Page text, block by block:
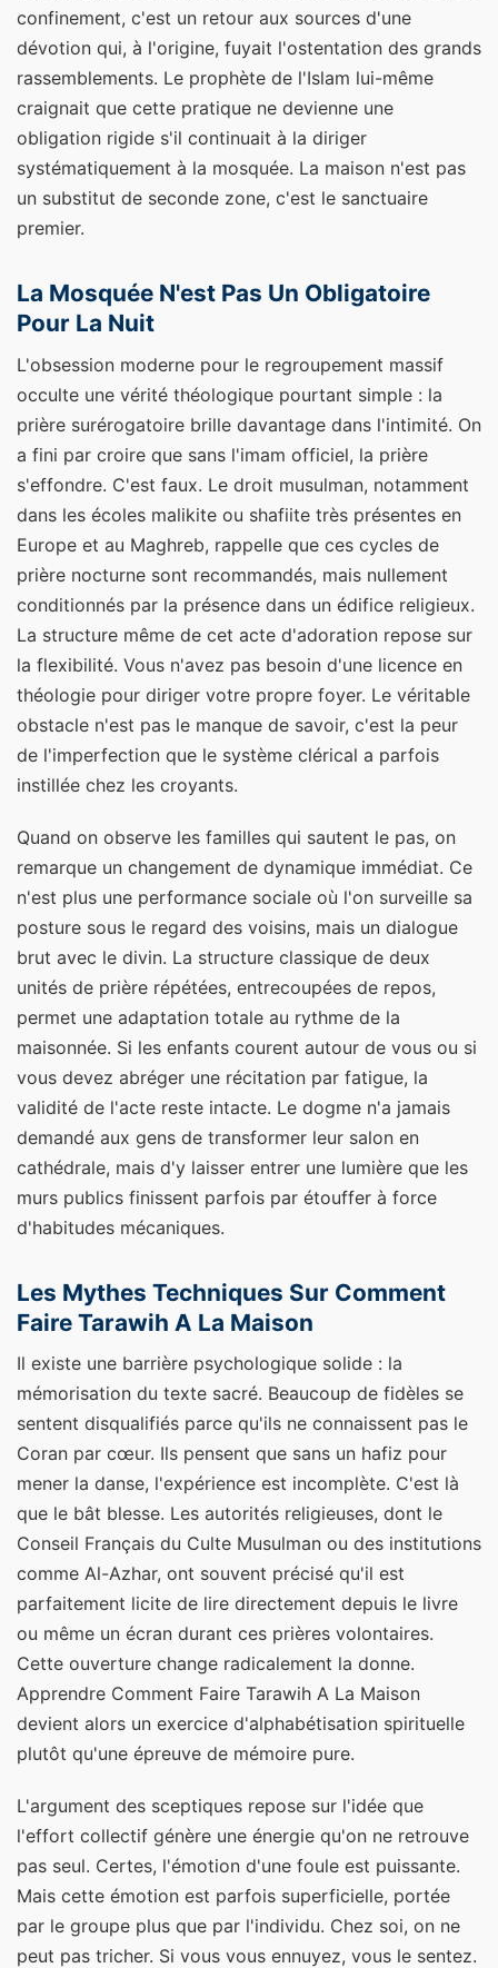
confinement, c'est un retour aux sources d'une
dévotion qui, à l'origine, fuyait l'ostentation des grands
rassemblements. Le prophète de l'Islam lui-même
craignait que cette pratique ne devienne une
obligation rigide s'il continuait à la diriger
systématiquement à la mosquée. La maison n'est pas
un substitut de seconde zone, c'est le sanctuaire
premier.
La Mosquée N'est Pas Un Obligatoire
Pour La Nuit
L'obsession moderne pour le regroupement massif
occulte une vérité théologique pourtant simple : la
prière surérogatoire brille davantage dans l'intimité. On
a fini par croire que sans l'imam officiel, la prière
s'effondre. C'est faux. Le droit musulman, notamment
dans les écoles malikite ou shafiite très présentes en
Europe et au Maghreb, rappelle que ces cycles de
prière nocturne sont recommandés, mais nullement
conditionnés par la présence dans un édifice religieux.
La structure même de cet acte d'adoration repose sur
la flexibilité. Vous n'avez pas besoin d'une licence en
théologie pour diriger votre propre foyer. Le véritable
obstacle n'est pas le manque de savoir, c'est la peur
de l'imperfection que le système clérical a parfois
instillée chez les croyants.
Quand on observe les familles qui sautent le pas, on
remarque un changement de dynamique immédiat. Ce
n'est plus une performance sociale où l'on surveille sa
posture sous le regard des voisins, mais un dialogue
brut avec le divin. La structure classique de deux
unités de prière répétées, entrecoupées de repos,
permet une adaptation totale au rythme de la
maisonnée. Si les enfants courent autour de vous ou si
vous devez abréger une récitation par fatigue, la
validité de l'acte reste intacte. Le dogme n'a jamais
demandé aux gens de transformer leur salon en
cathédrale, mais d'y laisser entrer une lumière que les
murs publics finissent parfois par étouffer à force
d'habitudes mécaniques.
Les Mythes Techniques Sur Comment
Faire Tarawih A La Maison
Il existe une barrière psychologique solide : la
mémorisation du texte sacré. Beaucoup de fidèles se
sentent disqualifiés parce qu'ils ne connaissent pas le
Coran par cœur. Ils pensent que sans un hafiz pour
mener la danse, l'expérience est incomplète. C'est là
que le bât blesse. Les autorités religieuses, dont le
Conseil Français du Culte Musulman ou des institutions
comme Al-Azhar, ont souvent précisé qu'il est
parfaitement licite de lire directement depuis le livre
ou même un écran durant ces prières volontaires.
Cette ouverture change radicalement la donne.
Apprendre Comment Faire Tarawih A La Maison
devient alors un exercice d'alphabétisation spirituelle
plutôt qu'une épreuve de mémoire pure.
L'argument des sceptiques repose sur l'idée que
l'effort collectif génère une énergie qu'on ne retrouve
pas seul. Certes, l'émotion d'une foule est puissante.
Mais cette émotion est parfois superficielle, portée
par le groupe plus que par l'individu. Chez soi, on ne
peut pas tricher. Si vous vous ennuyez, vous le sentez.